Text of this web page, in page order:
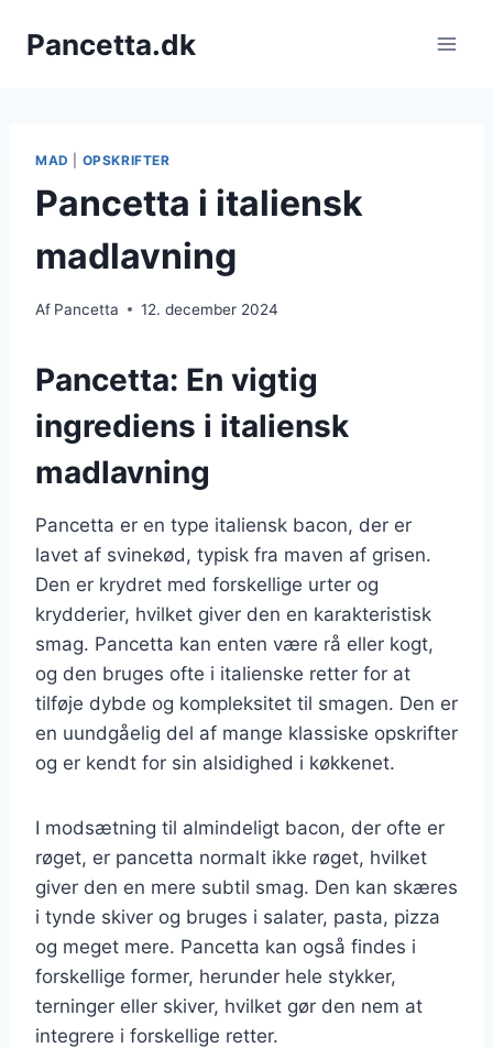
Pancetta.dk
MAD OPSKRIFTER
Pancetta i italiensk
madlavning
Af Pancetta 12. december 2024
Pancetta: En vigtig
ingrediens i italiensk
madlavning
Pancetta er en type italiensk bacon, der er
lavet af svinekød, typisk fra maven af grisen.
Den er krydret med forskellige urter og
krydderier, hvilket giver den en karakteristisk
smag. Pancetta kan enten være rå eller kogt,
og den bruges ofte i italienske retter for at
tilføje dybde og kompleksitet til smagen. Den er
en uundgåelig del af mange klassiske opskrifter
og er kendt for sin alsidighed i køkkenet.
I modsætning til almindeligt bacon, der ofte er
røget, er pancetta normalt ikke røget, hvilket
giver den en mere subtil smag. Den kan skæres
i tynde skiver og bruges i salater, pasta, pizza
og meget mere. Pancetta kan også findes i
forskellige former, herunder hele stykker,
terninger eller skiver, hvilket gør den nem at
integrere i forskellige retter.